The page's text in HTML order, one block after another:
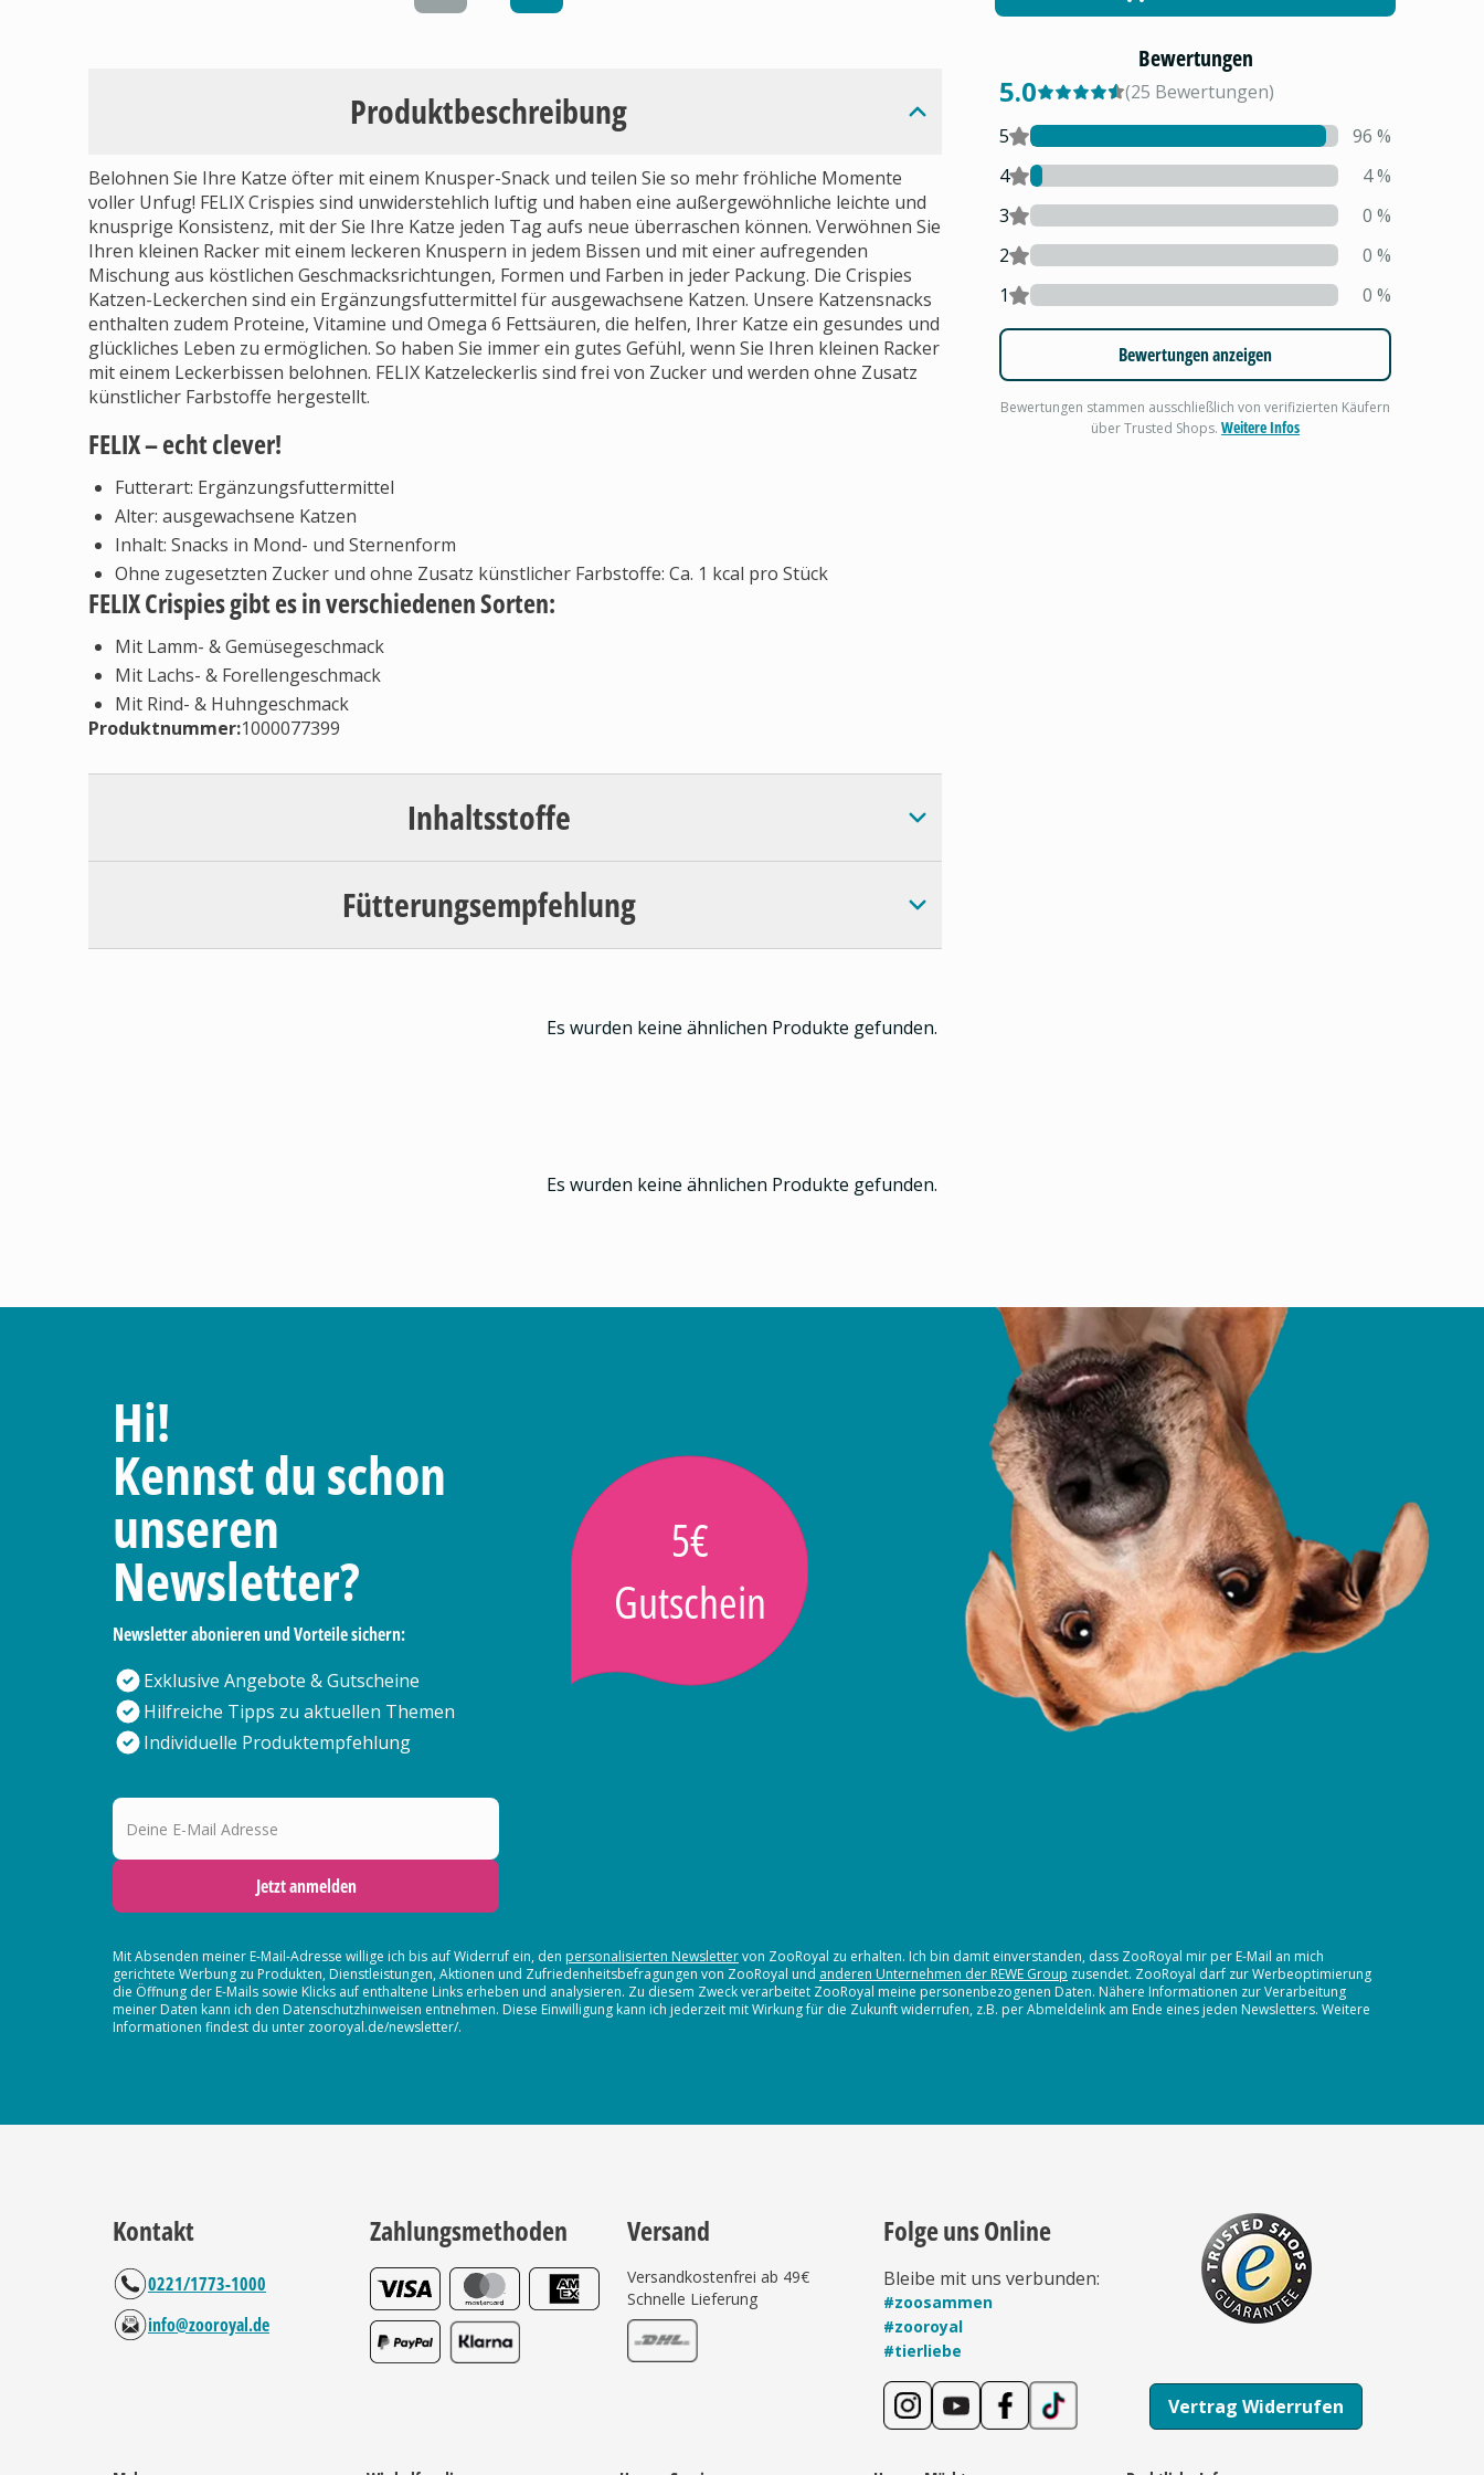
Produktbeschreibung
Belohnen Sie Ihre Katze öfter mit einem Knusper-Snack und teilen Sie so mehr fröhliche Momente
voller Unfug! FELIX Crispies sind unwiderstehlich luftig und haben eine außergewöhnliche leichte und
knusprige Konsistenz, mit der Sie Ihre Katze jeden Tag aufs neue überraschen können. Verwöhnen Sie
Ihren kleinen Racker mit einem leckeren Knuspern in jedem Bissen und mit einer aufregenden
Mischung aus köstlichen Geschmacksrichtungen, Formen und Farben in jeder Packung. Die Crispies
Katzen-Leckerchen sind ein Ergänzungsfuttermittel für ausgewachsene Katzen. Unsere Katzensnacks
enthalten zudem Proteine, Vitamine und Omega 6 Fettsäuren, die helfen, Ihrer Katze ein gesundes und
glückliches Leben zu ermöglichen. So haben Sie immer ein gutes Gefühl, wenn Sie Ihren kleinen Racker
mit einem Leckerbissen belohnen. FELIX Katzeleckerlis sind frei von Zucker und werden ohne Zusatz
künstlicher Farbstoffe hergestellt.
FELIX – echt clever!
Futterart: Ergänzungsfuttermittel
Alter: ausgewachsene Katzen
Inhalt: Snacks in Mond- und Sternenform
Ohne zugesetzten Zucker und ohne Zusatz künstlicher Farbstoffe: Ca. 1 kcal pro Stück
FELIX Crispies gibt es in verschiedenen Sorten:
Mit Lamm- & Gemüsegeschmack
Mit Lachs- & Forellengeschmack
Mit Rind- & Huhngeschmack
Produktnummer:1000077399
Inhaltsstoffe
Fütterungsempfehlung
Bewertungen
5.0 (25 Bewertungen)
5
96 %
4
4%
3
0 %
2
0 %
1
0 %
Bewertungen anzeigen
Bewertungen stammen ausschließlich von verifizierten Käufern
über Trusted Shops.Weitere Infos
Es wurden keine ähnlichen Produkte gefunden.
Es wurden keine ähnlichen Produkte gefunden.
Hi!
Kennst du schon
unseren
Newsletter?
Newsletter abonieren und Vorteile sichern:
Exklusive Angebote & Gutscheine
Hilfreiche Tipps zu aktuellen Themen
Individuelle Produktempfehlung
5€
Gutschein
Deine E-Mail Adresse
Jetzt anmelden
Mit Absenden meiner E-Mail-Adresse willige ich bis auf Widerruf ein, den personalisierten Newslettervon ZooRoyal zu erhalten. Ich bin damit einverstanden, dass ZooRoyal mir per E-Mail an mich
gerichtete Werbung zu Produkten, Dienstleistungen, Aktionen und Zufriedenheitsbefragungen von ZooRoyal und anderen Unternehmen der REWE Group zusendet. ZooRoyal darf zur Werbeoptimierung
die Öffnung der E-Mails sowie Klicks auf enthaltene Links erheben und analysieren. Zu diesem Zweck verarbeitet ZooRoyal meine personenbezogenen Daten. Nähere Informationen zur Verarbeitung
meiner Daten kann ich den Datenschutzhinweisen entnehmen. Diese Einwilligung kann ich jederzeit mit Wirkung für die Zukunft widerrufen, z.B. per Abmeldelink am Ende eines jeden Newsletters. Weitere
Informationen findest du unter zooroyal.de/newsletter/.
Kontakt
0221/1773-1000
info@zooroyal.de
Zahlungsmethoden Versand
Versandkostenfrei ab 49€
Schnelle Lieferung
Folge uns Online
Bleibe mit uns verbunden:
#zoosammen
#zooroyal
#tierliebe
Vertrag Widerrufen